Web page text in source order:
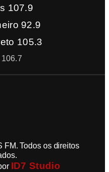
107.9
92.9
105.3
Todos os direitos
ID7 Studio